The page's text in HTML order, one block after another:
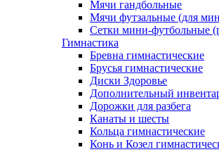
Мячи гандбольные
Мячи футзальные (для
Сетки мини-футбольные
Гимнастика
Бревна гимнастические
Брусья гимнастические
Диски Здоровье
Дополнительный
Дорожки для разбега
Канаты и шесты
Кольца гимнастические
Конь и Козел